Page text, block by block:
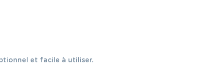
et facile à utiliser.